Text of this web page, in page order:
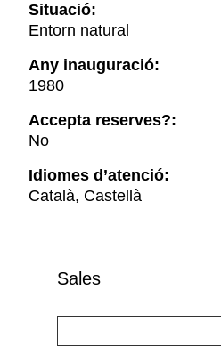
Situació:
Entorn natural
Any inauguració:
1980
Accepta reserves?:
No
Idiomes d’atenció:
Català, Castellà
Sales